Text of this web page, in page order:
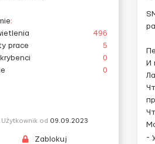
:
496
prace
5
0
0
Użytkownik od 09.09.2023
Zablokuj
И
-